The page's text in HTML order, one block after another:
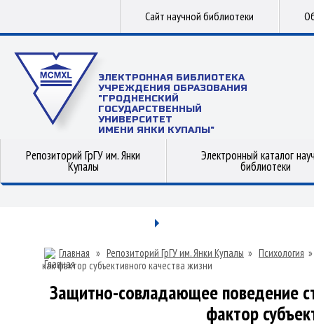
Сайт научной библиотеки
ЭЛЕКТРОННАЯ БИБЛИОТЕКА
УЧРЕЖДЕНИЯ ОБРАЗОВАНИЯ
"ГРОДНЕНСКИЙ
ГОСУДАРСТВЕННЫЙ
УНИВЕРСИТЕТ
ИМЕНИ ЯНКИ КУПАЛЫ"
Репозиторий ГрГУ им. Янки
Купалы
Электронный каталог
библиотеки
Главная » Репозиторий ГрГУ им. Янки Купалы » Психология »
как фактор субъективного качества жизни
Защитно-совладающее поведение
фактор